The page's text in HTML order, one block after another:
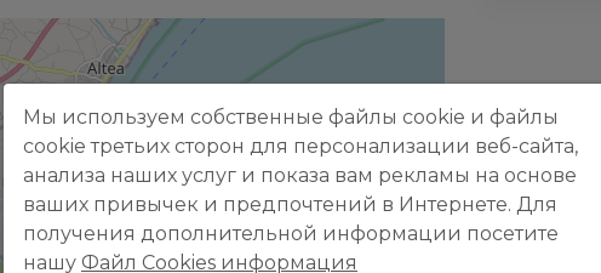
Мы используем собственные файлы cookie и файлы
cookie третьих сторон для персонализации веб-сайта,
анализа наших услуг и показа вам рекламы на основе
ваших привычек и предпочтений в Интернете. Для
получения дополнительной информации посетите
нашу Файл Cookies информация